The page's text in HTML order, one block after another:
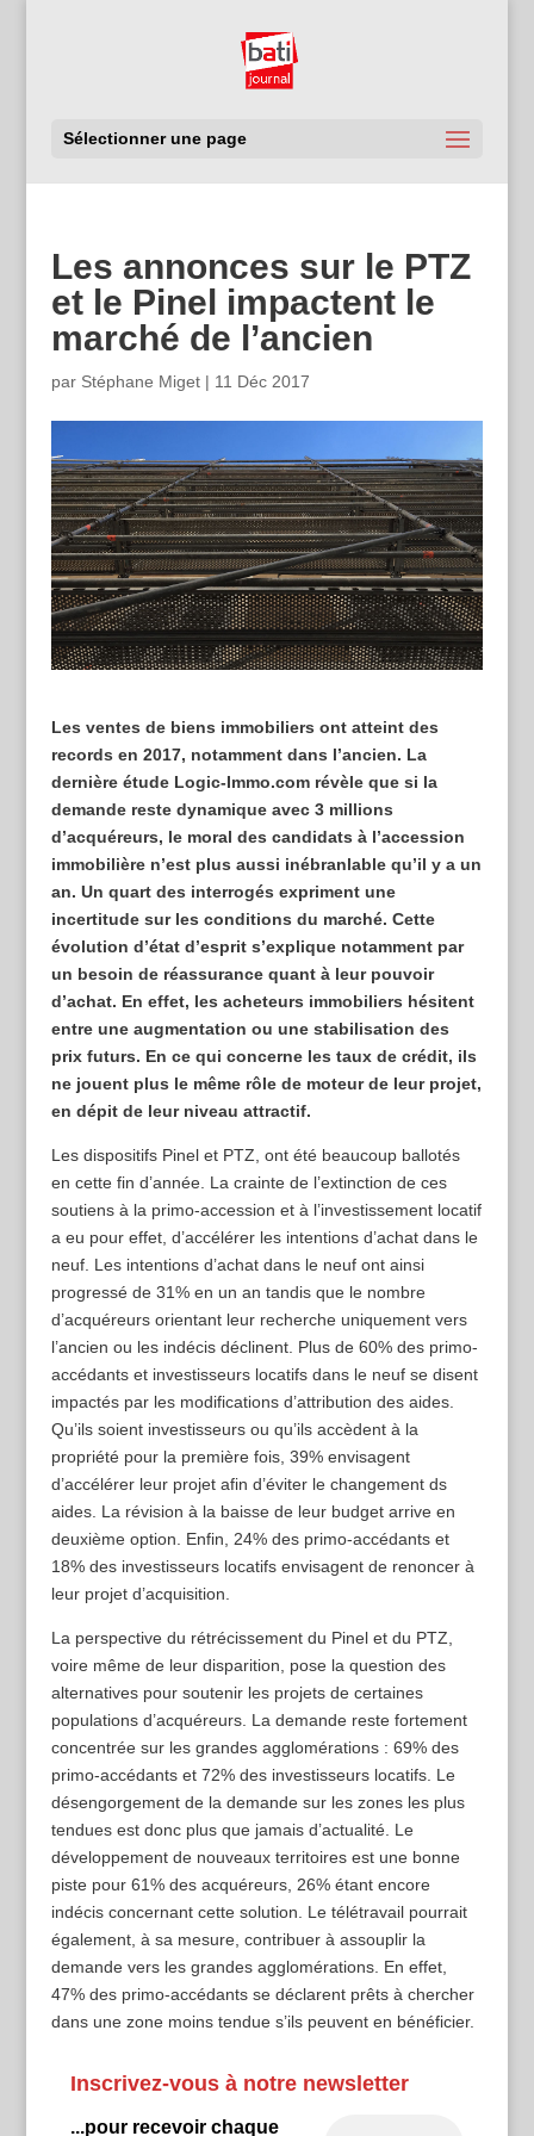
Sélectionner une page
Les annonces sur le PTZ
et le Pinel impactent le
marché de l’ancien
par Stéphane Miget| 11 Déc 2017
Les ventes de biens immobiliers ont atteint des
records en 2017, notamment dans l’ancien. La
dernière étude Logic-Immo.com révèle que si la
demande reste dynamique avec 3 millions
d’acquéreurs, le moral des candidats à l’accession
immobilière n’est plus aussi inébranlable qu’il y a un
an. Un quart des interrogés expriment une
incertitude sur les conditions du marché. Cette
évolution d’état d’esprit s’explique notamment par
un besoin de réassurance quant à leur pouvoir
d’achat. En effet, les acheteurs immobiliers hésitent
entre une augmentation ou une stabilisation des
prix futurs. En ce qui concerne les taux de crédit, ils
ne jouent plus le même rôle de moteur de leur projet,
en dépit de leur niveau attractif.
Les dispositifs Pinel et PTZ, ont été beaucoup ballotés
en cette fin d’année. La crainte de l’extinction de ces
soutiens à la primo-accession et à l’investissement locatif
a eu pour effet, d’accélérer les intentions d’achat dans le
neuf. Les intentions d’achat dans le neuf ont ainsi
progressé de 31% en un an tandis que le nombre
d’acquéreurs orientant leur recherche uniquement vers
l’ancien ou les indécis déclinent. Plus de 60% des primo-
accédants et investisseurs locatifs dans le neuf se disent
impactés par les modifications d’attribution des aides.
Qu’ils soient investisseurs ou qu’ils accèdent à la
propriété pour la première fois, 39% envisagent
d’accélérer leur projet afin d’éviter le changement ds
aides. La révision à la baisse de leur budget arrive en
deuxième option. Enfin, 24% des primo-accédants et
18% des investisseurs locatifs envisagent de renoncer à
leur projet d’acquisition.
La perspective du rétrécissement du Pinel et du PTZ,
voire même de leur disparition, pose la question des
alternatives pour soutenir les projets de certaines
populations d’acquéreurs. La demande reste fortement
concentrée sur les grandes agglomérations : 69% des
primo-accédants et 72% des investisseurs locatifs. Le
désengorgement de la demande sur les zones les plus
tendues est donc plus que jamais d’actualité. Le
développement de nouveaux territoires est une bonne
piste pour 61% des acquéreurs, 26% étant encore
indécis concernant cette solution. Le télétravail pourrait
également, à sa mesure, contribuer à assouplir la
demande vers les grandes agglomérations. En effet,
47% des primo-accédants se déclarent prêts à chercher
dans une zone moins tendue s’ils peuvent en bénéficier.
Inscrivez-vous à notre newsletter
...pour recevoir chaque